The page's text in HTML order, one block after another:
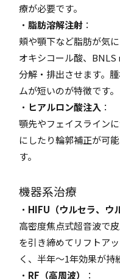
療が必要です。
・脂肪溶解注射 ：
頬や顎下など脂肪が気
オキシコール酸、
分解・排出させます。
ムが短いのが特徴です。
・ ヒアルロン酸注入 ：
顎先やフェイスライン
にしたり輪郭補正が可
す。
機器系治療
・ HIFU（ウルセラ、ウ
高密度焦点式超音波で
を引き締めてリフトア
く、半年〜1年効果が持
・ RF（高周波）
：